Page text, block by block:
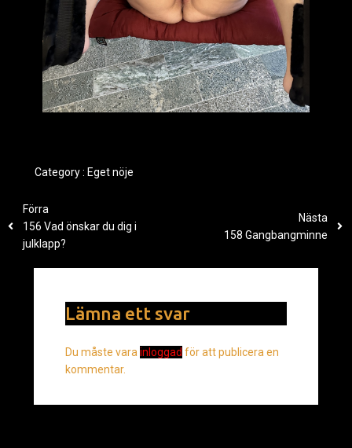
Category : Eget nöje
Förra
156 Vad önskar du dig i
julklapp?
Nästa
158 Gangbangminne
Lämna ett svar
Du måste vara inloggad för att publicera en
kommentar.